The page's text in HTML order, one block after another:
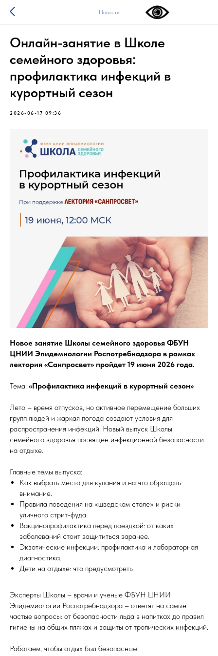
Новости
Онлайн-занятие в Школе
семейного здоровья:
профилактика инфекций в
курортный сезон
2026-06-17 09:36
Новое занятие Школы семейного здоровья ФБУН
ЦНИИ Эпидемиологии Роспотребнадзора в рамках
лектория «Санпросвет» пройдет 19 июня 2026 года.
Тема: «Профилактика инфекций в курортный сезон»
Лето – время отпусков, но активное перемещение больших
групп людей и жаркая погода создают условия для
распространения инфекций. Новый выпуск Школы
семейного здоровья посвящен инфекционной безопасности
на отдыхе.
Главные темы выпуска:
Как выбрать место для купания и на что обращать
внимание.
Правила поведения на «шведском столе» и риски
уличного стрит-фуда.
Вакцинопрофилактика перед поездкой: от каких
заболеваний стоит защититься заранее.
Экзотические инфекции: профилактика и лабораторная
диагностика.
Дети на отдыхе: что предусмотреть
Эксперты Школы – врачи и ученые ФБУН ЦНИИ
Эпидемиологии Роспотребнадзора – ответят на самые
частые вопросы: от безопасности льда в напитках до правил
гигиены на общих пляжах и защиты от тропических инфекций.
Работаем, чтобы отдых был безопасным!